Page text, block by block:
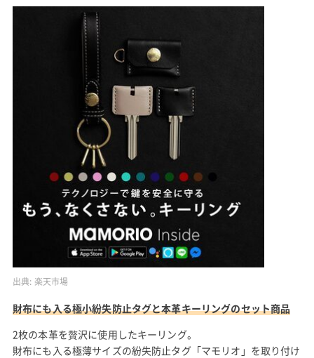
出典: 楽天市場
財布にも入る極小紛失防止タグと本革キーリングのセット商品
2枚の本革を贅沢に使用したキーリング。
財布にも入る極薄サイズの紛失防止タグ「マモリオ」を取り付け